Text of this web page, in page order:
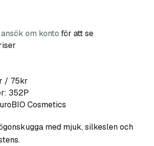
ansök om konto för att se
/ 75kr
352P
Cosmetics
med mjuk, silkeslen och